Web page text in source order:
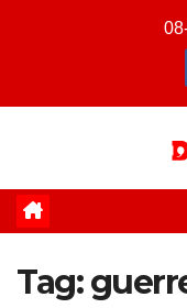
Tag: